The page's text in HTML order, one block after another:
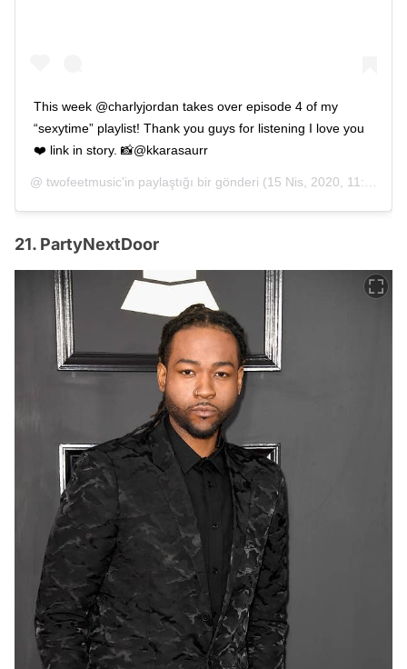
This week @charlyjordan takes over episode 4 of my
“sexytime” playlist! Thank you guys for listening I love you
❤️ link in story. 📸@kkarasaurr
@ twofeetmusic'in paylaştığı bir gönderi (15 Nis, 2020, 11:16öö PDT
21. PartyNextDoor